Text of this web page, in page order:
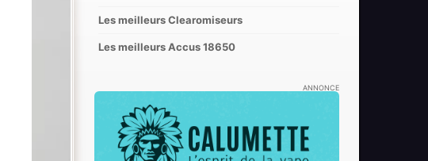
Les meilleurs Clearomiseurs
Les meilleurs Accus 18650
ANNONCE